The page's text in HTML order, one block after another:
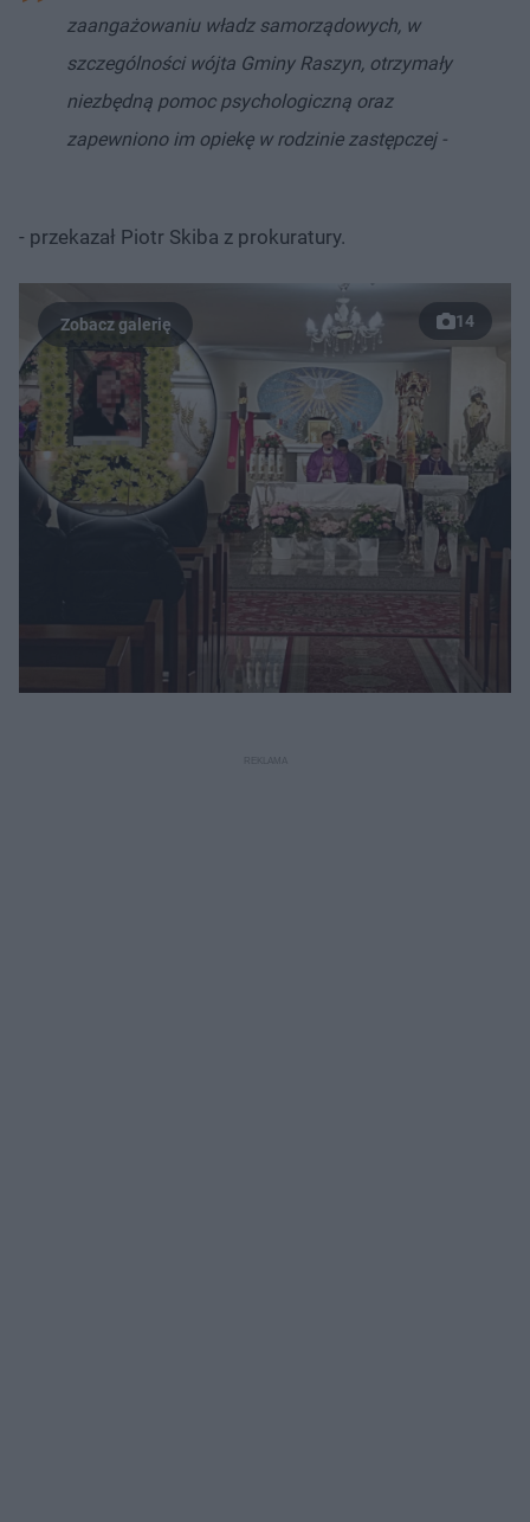
zaangażowaniu władz samorządowych, w
szczególności wójta Gminy Raszyn, otrzymały
niezbędną pomoc psychologiczną oraz
zapewniono im opiekę w rodzinie zastępczej -
- przekazał Piotr Skiba z prokuratury.
14